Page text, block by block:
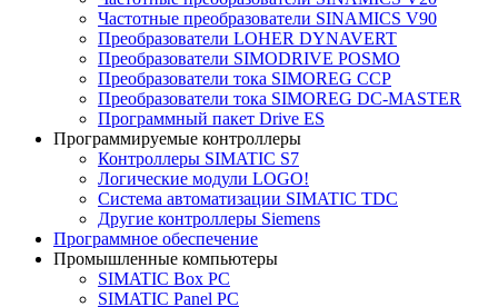
Частотные преобразователи SINAMICS V90
Преобразователи LOHER DYNAVERT
Преобразователи SIMODRIVE POSMO
Преобразователи тока SIMOREG CCP
Преобразователи тока SIMOREG DC-MASTER
Программный пакет Drive ES
Программируемые контроллеры
Контроллеры SIMATIC S7
Логические модули LOGO!
Система автоматизации SIMATIC TDC
Другие контроллеры Siemens
Программное обеспечение
Промышленные компьютеры
SIMATIC Box PC
SIMATIC Panel PС